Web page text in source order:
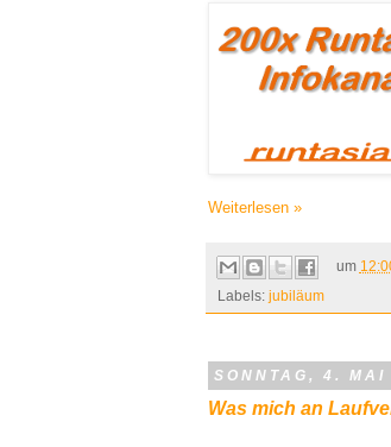
Weiterlesen »
um
Labels: jubiläum
SONNTAG, 4. MAI
Was mich an